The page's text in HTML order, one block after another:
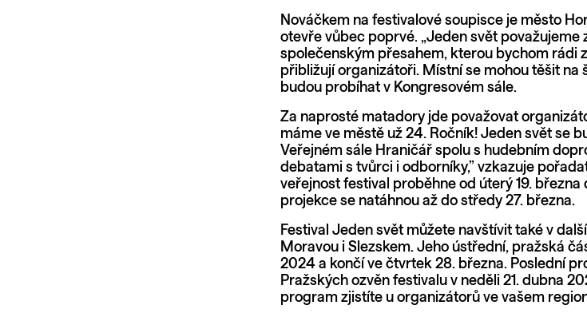
Nováčkem na festivalové soupisce je město
otevře vůbec poprvé. „Jeden svět považujeme
společenským přesahem, kterou bychom rádi
přibližují organizátoři. Místní se mohou těšit na
budou probíhat v Kongresovém sále.
Za naprosté matadory jde považovat
máme ve městě už 24. Ročník! Jeden svět se
Veřejném sále Hraničář spolu s hudebním
debatami s tvůrci i odborníky,” vzkazuje
veřejnost festival proběhne od úterý 19. března
projekce se natáhnou až do středy 27. března.
Festival Jeden svět můžete navštívit také v
Moravou i Slezskem. Jeho ústřední, pražská
2024 a končí ve čtvrtek 28. března. Poslední
Pražských ozvěn festivalu v neděli 21. dubna
program zjistíte u organizátorů ve vašem